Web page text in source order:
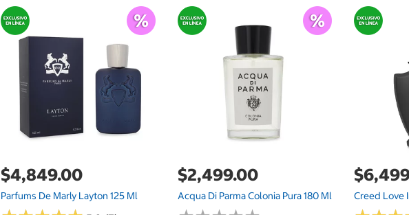
$4,849.00
Parfums De Marly Layton 125 Ml
$2,499.00
Acqua Di Parma Colonia Pura 180 Ml Creed Love